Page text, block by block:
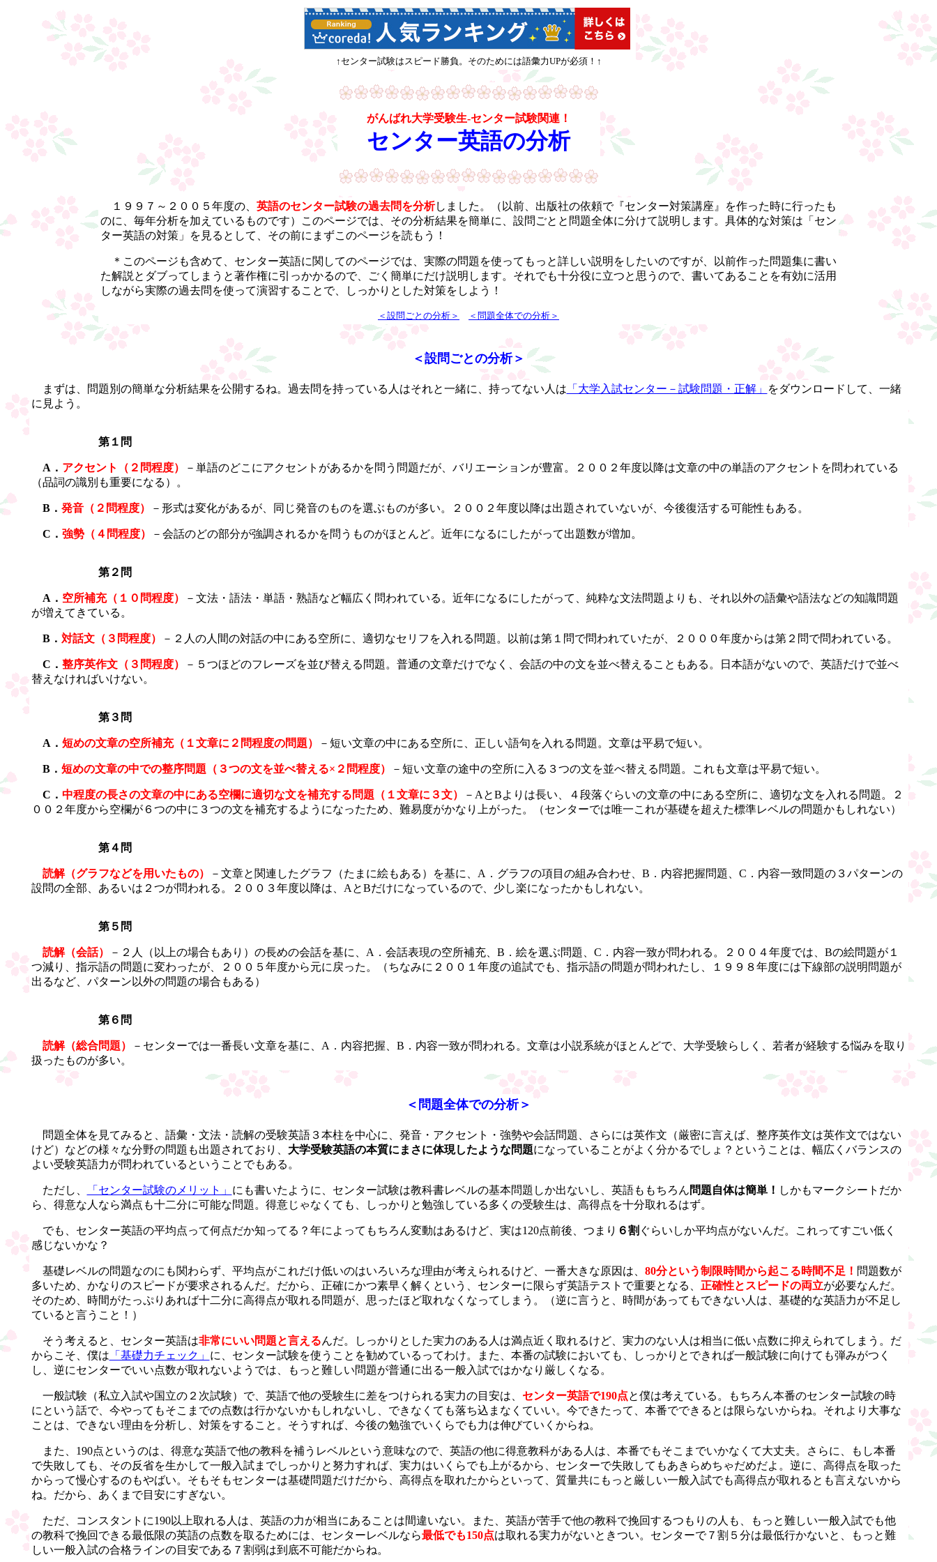
↑センター試験はスピード勝負。そのためには語彙力UPが必須！↑
がんばれ大学受験生-センター試験関連！
センター英語の分析
１９９７～２００５年度の、 英語のセンター試験の過去問を分析しました。（以前、出版社の依頼で『センター対策講座』を作った時に行ったも
のに、毎年分析を加えているものです）このページでは、その分析結果を簡単に、設問ごとと問題全体に分けて説明します。具体的な対策は「セン
ター英語の対策」を見るとして、その前にまずこのページを読もう！
＊このページも含めて、センター英語に関してのページでは、実際の問題を使ってもっと詳しい説明をしたいのですが、以前作った問題集に書い
た解説とダブってしまうと著作権に引っかかるので、ごく簡単にだけ説明します。それでも十分役に立つと思うので、書いてあることを有効に活用
しながら実際の過去問を使って演習することで、しっかりとした対策をしよう！
＜設問ごとの分析＞ ＜問題全体での分析＞
＜設問ごとの分析＞
まずは、問題別の簡単な分析結果を公開するね。過去問を持っている人はそれと一緒に、持ってない人は 「大学入試センター－試験問題・正解」
をダウンロードして、一緒
に見よう。
第１問
A． アクセント（２問程度）
－単語のどこにアクセントがあるかを問う問題だが、バリエーションが豊富。２００２年度以降は文章の中の単語のアクセントを問われている
（品詞の識別も重要になる）。
B． 発音（２問程度） －形式は変化があるが、同じ発音のものを選ぶものが多い。２００２年度以降は出題されていないが、今後復活する可能性もある。
C． 強勢（４問程度） －会話のどの部分が強調されるかを問うものがほとんど。近年になるにしたがって出題数が増加。
第２問
A． 空所補充（１０問程度）
－文法・語法・単語・熟語など幅広く問われている。近年になるにしたがって、純粋な文法問題よりも、それ以外の語彙や語法などの知識問題
が増えてきている。
B． 対話文（３問程度） －２人の人間の対話の中にある空所に、適切なセリフを入れる問題。以前は第１問で問われていたが、２０００年度からは第２問で問われている。
C． 整序英作文（３問程度）
－５つほどのフレーズを並び替える問題。普通の文章だけでなく、会話の中の文を並べ替えることもある。日本語がないので、英語だけで並べ
替えなければいけない。
第３問
A． 短めの文章の空所補充（１文章に２問程度の問題） －短い文章の中にある空所に、正しい語句を入れる問題。文章は平易で短い。
B． 短めの文章の中での整序問題（３つの文を並べ替える×２問程度） －短い文章の途中の空所に入る３つの文を並べ替える問題。これも文章は平易で短い。
C． 中程度の長さの文章の中にある空欄に適切な文を補充する問題（１文章に３文）
－AとBよりは長い、４段落ぐらいの文章の中にある空所に、適切な文を入れる問題。２
００２年度から空欄が６つの中に３つの文を補充するようになったため、難易度がかなり上がった。（センターでは唯一これが基礎を超えた標準レベルの問題かもしれない）
第４問
読解（グラフなどを用いたもの）
－文章と関連したグラフ（たまに絵もある）を基に、A．グラフの項目の組み合わせ、B．内容把握問題、C．内容一致問題の３パターンの
設問の全部、あるいは２つが問われる。２００３年度以降は、AとBだけになっているので、少し楽になったかもしれない。
第５問
読解（会話）
－２人（以上の場合もあり）の長めの会話を基に、A．会話表現の空所補充、B．絵を選ぶ問題、C．内容一致が問われる。２００４年度では、Bの絵問題が１
つ減り、指示語の問題に変わったが、２００５年度から元に戻った。（ちなみに２００１年度の追試でも、指示語の問題が問われたし、１９９８年度には下線部の説明問題が
出るなど、パターン以外の問題の場合もある）
第６問
読解（総合問題）
－センターでは一番長い文章を基に、A．内容把握、B．内容一致が問われる。文章は小説系統がほとんどで、大学受験らしく、若者が経験する悩みを取り
扱ったものが多い。
＜問題全体での分析＞
問題全体を見てみると、語彙・文法・読解の受験英語３本柱を中心に、発音・アクセント・強勢や会話問題、さらには英作文（厳密に言えば、整序英作文は英作文ではない
けど）などの様々な分野の問題も出題されており、 大学受験英語の本質にまさに体現したような問題になっていることがよく分かるでしょ？ということは、幅広くバランスの
よい受験英語力が問われているということでもある。
ただし、 「センター試験のメリット」 にも書いたように、センター試験は教科書レベルの基本問題しか出ないし、英語ももちろん問題自体は簡単！ しかもマークシートだか
ら、得意な人なら満点も十二分に可能な問題。得意じゃなくても、しっかりと勉強している多くの受験生は、高得点を十分取れるはず。
でも、センター英語の平均点って何点だか知ってる？年によってもちろん変動はあるけど、実は120点前後、つまり ６割 ぐらいしか平均点がないんだ。これってすごい低く
感じないかな？
基礎レベルの問題なのにも関わらず、平均点がこれだけ低いのはいろいろな理由が考えられるけど、一番大きな原因は、 80分という制限時間から起こる時間不足！ 問題数が
多いため、かなりのスピードが要求されるんだ。だから、正確にかつ素早く解くという、センターに限らず英語テストで重要となる、 正確性とスピードの両立が必要なんだ。
そのため、時間がたっぷりあれば十二分に高得点が取れる問題が、思ったほど取れなくなってしまう。（逆に言うと、時間があってもできない人は、基礎的な英語力が不足し
ていると言うこと！）
そう考えると、センター英語は非常にいい問題と言えるんだ。しっかりとした実力のある人は満点近く取れるけど、実力のない人は相当に低い点数に抑えられてしまう。だ
からこそ、僕は 「基礎力チェック」 に、センター試験を使うことを勧めているってわけ。また、本番の試験においても、しっかりとできれば一般試験に向けても弾みがつく
し、逆にセンターでいい点数が取れないようでは、もっと難しい問題が普通に出る一般入試ではかなり厳しくなる。
一般試験（私立入試や国立の２次試験）で、英語で他の受験生に差をつけられる実力の目安は、 センター英語で190点と僕は考えている。もちろん本番のセンター試験の時
にという話で、今やってもそこまでの点数は行かないかもしれないし、できなくても落ち込まなくていい。今できたって、本番でできるとは限らないからね。それより大事な
ことは、できない理由を分析し、対策をすること。そうすれば、今後の勉強でいくらでも力は伸びていくからね。
また、190点というのは、得意な英語で他の教科を補うレベルという意味なので、英語の他に得意教科がある人は、本番でもそこまでいかなくて大丈夫。さらに、もし本番
で失敗しても、その反省を生かして一般入試までしっかりと努力すれば、実力はいくらでも上がるから、センターで失敗してもあきらめちゃだめだよ。逆に、高得点を取った
からって慢心するのもやばい。そもそもセンターは基礎問題だけだから、高得点を取れたからといって、質量共にもっと厳しい一般入試でも高得点が取れるとも言えないから
ね。だから、あくまで目安にすぎない。
ただ、コンスタントに190以上取れる人は、英語の力が相当にあることは間違いない。また、英語が苦手で他の教科で挽回するつもりの人も、もっと難しい一般入試でも他
の教科で挽回できる最低限の英語の点数を取るためには、センターレベルなら最低でも150点は取れる実力がないときつい。センターで７割５分は最低行かないと、もっと難
しい一般入試の合格ラインの目安である７割弱は到底不可能だからね。